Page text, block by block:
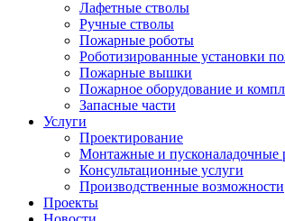
Лафетные стволы
Ручные стволы
Пожарные роботы
Роботизированные установки
Пожарные вышки
Пожарное оборудование и
Запасные части
Услуги
Проектирование
Монтажные и пусконаладочные
Консультационные услуги
Производственные возможности
Проекты